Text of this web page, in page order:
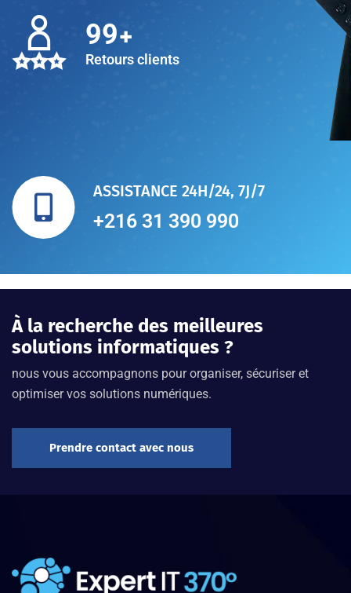
100
Retours clients
ASSISTANCE 24H/24, 7J/7
+216 31 390 990
À la recherche des meilleures
solutions informatiques ?
nous vous accompagnons pour organiser, sécuriser et
optimiser vos solutions numériques.
Prendre contact avec nous